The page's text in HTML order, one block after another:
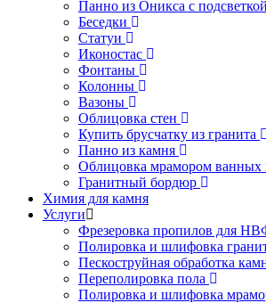
Панно из Оникса с подсветкой
Беседки
Статуи
Иконостас
Фонтаны
Колонны
Вазоны
Облицовка стен
Купить брусчатку из гранита
Панно из камня
Облицовка мрамором ванных
Гранитный бордюр
Химия для камня
Услуги
Фрезеровка пропилов для
Полировка и шлифовка
Пескоструйная обработка
Переполировка пола
Полировка и шлифовка